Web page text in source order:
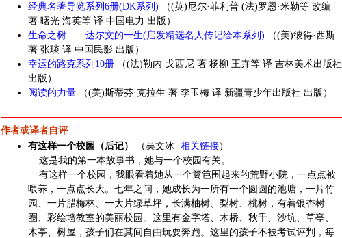
经典名著导览系列6册(DK系列) （(英)尼尔·菲利普 (法)罗恩·米勒等 改编
著 曙光 海英等 译 中国电力 出版）
生命之树——达尔文的一生(启发精选名人传记绘本系列) （(美)彼得·西斯
著 张琰 译 中国民影 出版）
幸运的路克系列10册 （(法)勒内·戈西尼 著 杨柳 王卉等 译 吉林美术出版社
出版）
阅读的力量 （(美)斯蒂芬·克拉生 著 李玉梅 译 新疆青少年出版社 出版）
作者或译者自评
有这样一个校园（后记）
（吴文冰 ·相关链接）
这是我的第一本故事书，她与一个校园有关。
有这样一个校园，我眼看着她从一个篱笆围起来的荒野小院，一点点被
喂养，一点点长大。七年之间，她成长为一所有一个圆圆的池塘，一片竹
园、一片腊梅林、一大片绿草坪，长满柚树、梨树、桃树，有着银杏树
圈、彩绘墙教室的美丽校园。这里有金字塔、木桥、秋千、沙坑、草亭、
木亭、树屋，孩子们在其间自由玩耍奔跑。这里的孩子不被考试评判，每